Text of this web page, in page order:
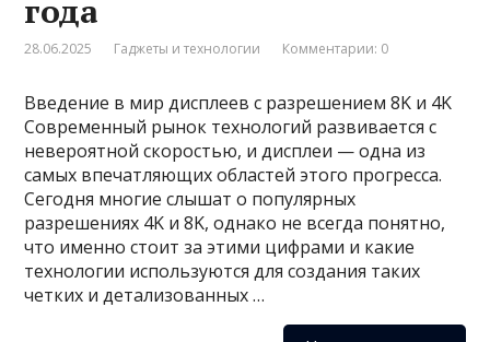
года
28.06.2025 Гаджеты и технологии Комментарии: 0
Введение в мир дисплеев с разрешением 8K и 4K
Современный рынок технологий развивается с
невероятной скоростью, и дисплеи — одна из
самых впечатляющих областей этого прогресса.
Сегодня многие слышат о популярных
разрешениях 4K и 8K, однако не всегда понятно,
что именно стоит за этими цифрами и какие
технологии используются для создания таких
четких и детализованных …